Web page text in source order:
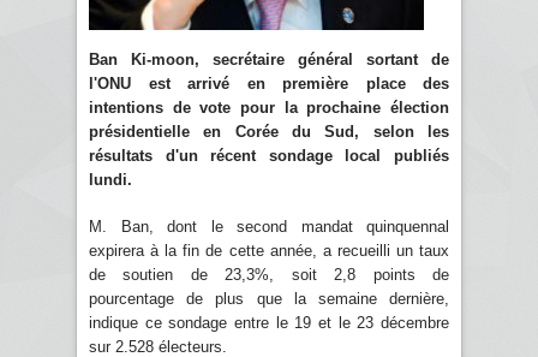
Ban Ki-moon, secrétaire général sortant de
l'ONU est arrivé en première place des
intentions de vote pour la prochaine élection
présidentielle en Corée du Sud, selon les
résultats d'un récent sondage local publiés
lundi.
M. Ban, dont le second mandat quinquennal
expirera à la fin de cette année, a recueilli un taux
de soutien de 23,3%, soit 2,8 points de
pourcentage de plus que la semaine dernière,
indique ce sondage entre le 19 et le 23 décembre
sur 2.528 électeurs.